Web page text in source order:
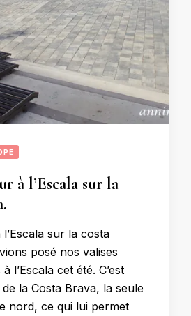
à l’Escala sur la
sur la costa
posé nos valises
l’Escala cet été. C’est
la Costa Brava, la seule
nord, ce qui lui permet